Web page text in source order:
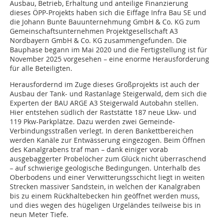
Ausbau, Betrieb, Erhaltung und anteilige Finanzierung
dieses ÖPP-Projekts haben sich die Eiffage Infra Bau SE und
die Johann Bunte Bauunternehmung GmbH & Co. KG zum
Gemeinschaftsunternehmen Projektgesellschaft A3
Nordbayern GmbH & Co. KG zusammengefunden. Die
Bauphase begann im Mai 2020 und die Fertigstellung ist für
November 2025 vorgesehen – eine enorme Herausforderung
für alle Beteiligten.
Herausfordernd im Zuge dieses Großprojekts ist auch der
Ausbau der Tank- und Rastanlage Steigerwald, dem sich die
Experten der BAU ARGE A3 Steigerwald Autobahn stellen.
Hier entstehen südlich der Raststätte 187 neue Lkw- und
119 Pkw-Parkplätze. Dazu werden zwei Gemeinde-
Verbindungsstraßen verlegt. In deren Bankettbereichen
werden Kanäle zur Entwässerung eingezogen. Beim Öffnen
des Kanalgrabens traf man – dank einiger vorab
ausgebaggerter Probelöcher zum Glück nicht überraschend
– auf schwierige geologische Bedingungen. Unterhalb des
Oberbodens und einer Verwitterungsschicht liegt in weiten
Strecken massiver Sandstein, in welchen der Kanalgraben
bis zu einem Rückhaltebecken hin geöffnet werden muss,
und dies wegen des hügeligen Urgeländes teilweise bis in
neun Meter Tiefe.